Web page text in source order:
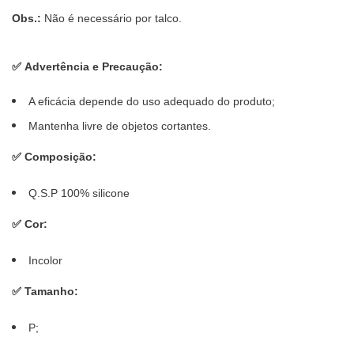
Obs.: Não é necessário por talco.
✅ Advertência e Precaução:
A eficácia depende do uso adequado do produto;
Mantenha livre de objetos cortantes.
✅ Composição:
Q.S.P 100% silicone
✅ Cor:
Incolor
✅ Tamanho:
P;